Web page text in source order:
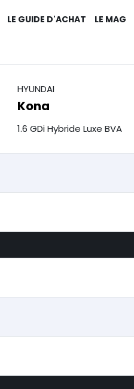
LE GUIDE D'ACHAT LE MAG
HYUNDAI
Kona
1.6 GDi Hybride Luxe BVA